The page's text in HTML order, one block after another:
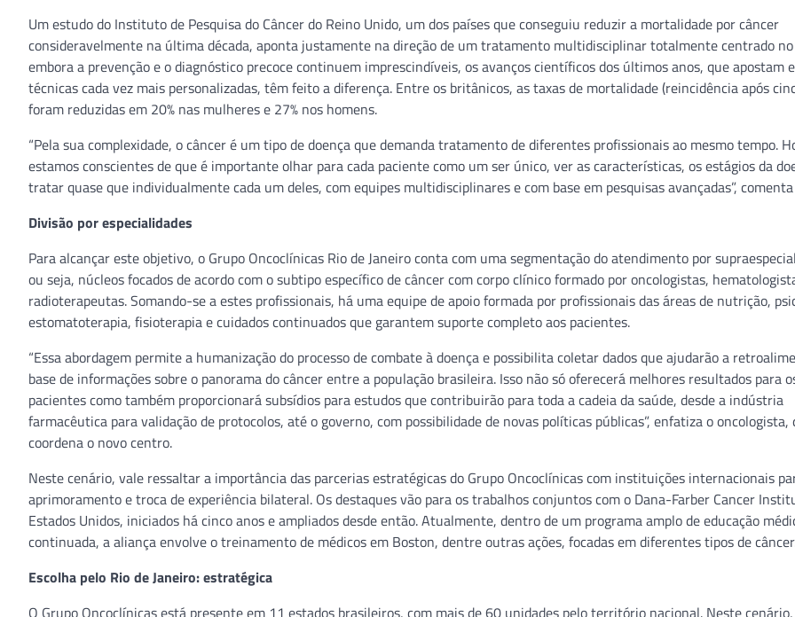
Um estudo do Instituto de Pesquisa do Câncer do Reino Unido, um dos países que conseguiu reduzir a mortalidade por câncer
consideravelmente na última década, aponta justamente na direção de um tratamento multidisciplinar totalmente centrado
embora a prevenção e o diagnóstico precoce continuem imprescindíveis, os avanços científicos dos últimos anos, que apostam
técnicas cada vez mais personalizadas, têm feito a diferença. Entre os britânicos, as taxas de mortalidade (reincidência após
foram reduzidas em 20% nas mulheres e 27% nos homens.
“Pela sua complexidade, o câncer é um tipo de doença que demanda tratamento de diferentes profissionais ao mesmo tempo.
estamos conscientes de que é importante olhar para cada paciente como um ser único, ver as características, os estágios da
tratar quase que individualmente cada um deles, com equipes multidisciplinares e com base em pesquisas avançadas”,
Divisão por especialidades
Para alcançar este objetivo, o Grupo Oncoclínicas Rio de Janeiro conta com uma segmentação do atendimento por
ou seja, núcleos focados de acordo com o subtipo específico de câncer com corpo clínico formado por oncologistas,
radioterapeutas. Somando-se a estes profissionais, há uma equipe de apoio formada por profissionais das áreas de nutrição,
estomatoterapia, fisioterapia e cuidados continuados que garantem suporte completo aos pacientes.
“Essa abordagem permite a humanização do processo de combate à doença e possibilita coletar dados que ajudarão a
base de informações sobre o panorama do câncer entre a população brasileira. Isso não só oferecerá melhores resultados para
pacientes como também proporcionará subsídios para estudos que contribuirão para toda a cadeia da saúde, desde a indústria
farmacêutica para validação de protocolos, até o governo, com possibilidade de novas políticas públicas”, enfatiza o oncologista,
coordena o novo centro.
Neste cenário, vale ressaltar a importância das parcerias estratégicas do Grupo Oncoclínicas com instituições internacionais
aprimoramento e troca de experiência bilateral. Os destaques vão para os trabalhos conjuntos com o Dana-Farber Cancer
Estados Unidos, iniciados há cinco anos e ampliados desde então. Atualmente, dentro de um programa amplo de educação
continuada, a aliança envolve o treinamento de médicos em Boston, dentre outras ações, focadas em diferentes tipos de
Escolha pelo Rio de Janeiro: estratégica
O Grupo Oncoclínicas está presente em 11 estados brasileiros, com mais de 60 unidades pelo território nacional. Neste